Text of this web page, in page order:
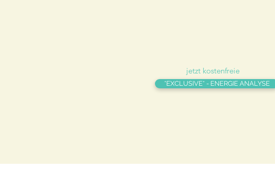
jetzt kostenfreie
*EXCLUSIVE* - ENERGIE ANALYSE